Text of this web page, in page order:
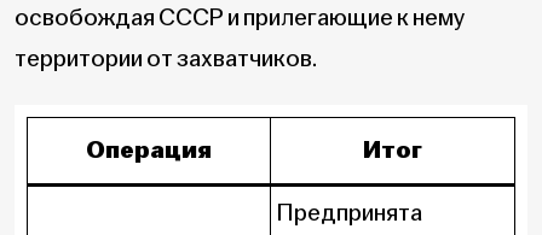
освобождая СССР и прилегающие к нему
территории от захватчиков.
Операция Итог
Предпринята